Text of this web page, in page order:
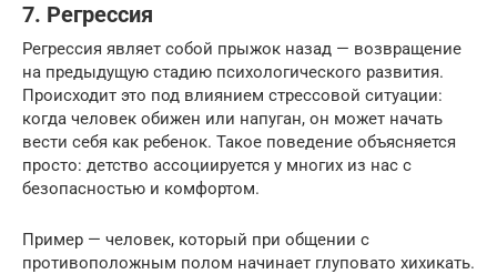
7. Регрессия
Регрессия являет собой прыжок назад — возвращение
на предыдущую стадию психологического развития.
Происходит это под влиянием стрессовой ситуации:
когда человек обижен или напуган, он может начать
вести себя как ребенок. Такое поведение объясняется
просто: детство ассоциируется у многих из нас с
безопасностью и комфортом.
Пример — человек, который при общении с
противоположным полом начинает глуповато хихикать.